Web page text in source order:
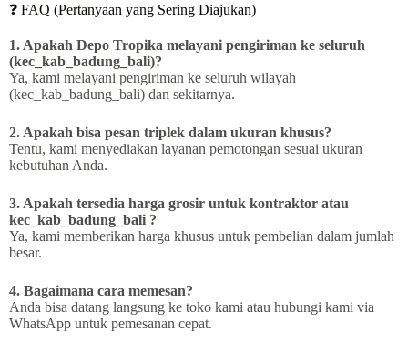
❓ FAQ (Pertanyaan yang Sering Diajukan)
1. Apakah Depo Tropika melayani pengiriman ke seluruh
(kec_kab_badung_bali)?
Ya, kami melayani pengiriman ke seluruh wilayah
(kec_kab_badung_bali) dan sekitarnya.
2. Apakah bisa pesan triplek dalam ukuran khusus?
Tentu, kami menyediakan layanan pemotongan sesuai ukuran
kebutuhan Anda.
3. Apakah tersedia harga grosir untuk kontraktor atau
kec_kab_badung_bali ?
Ya, kami memberikan harga khusus untuk pembelian dalam jumlah
besar.
4. Bagaimana cara memesan?
Anda bisa datang langsung ke toko kami atau hubungi kami via
WhatsApp untuk pemesanan cepat.